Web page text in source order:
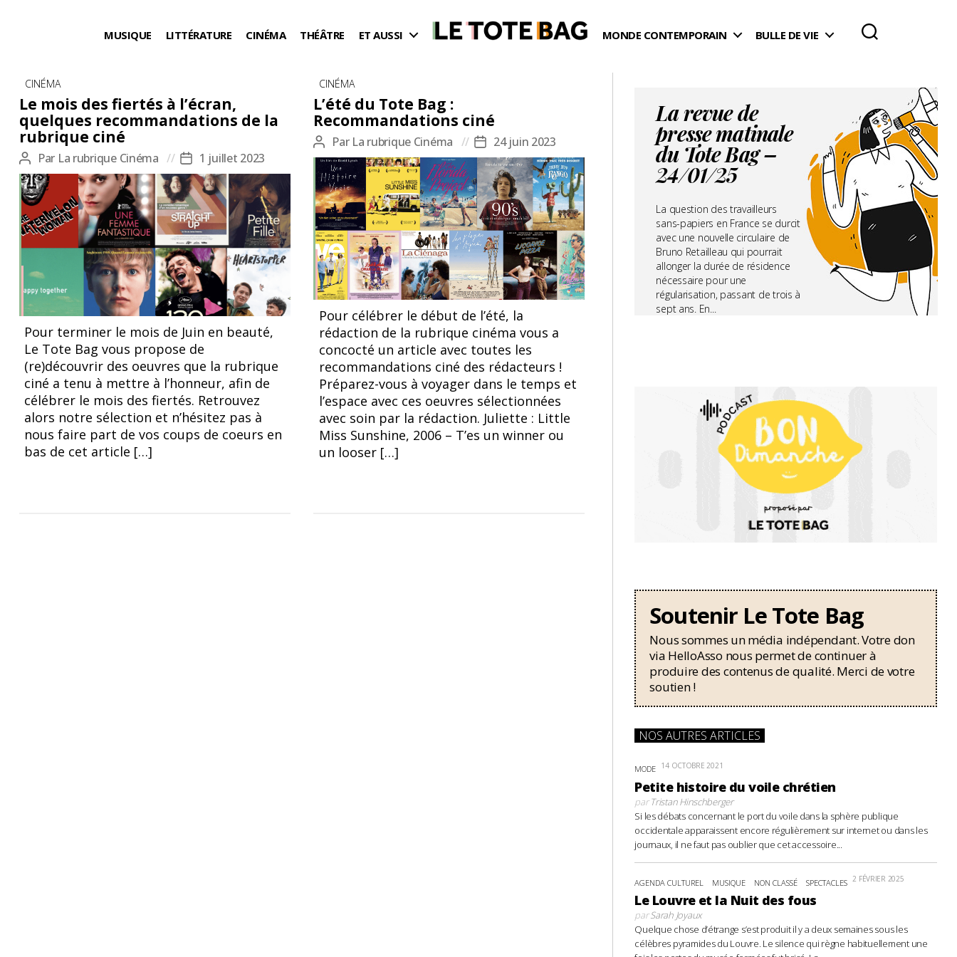
MUSIQUE LITTÉRATURE CINÉMA THÉÂTRE ET AUSSI MONDE CONTEMPORAIN BULLE DE VIE
Catégories
CINÉMA
Le mois des fiertés à l’écran,
quelques recommandations de la
rubrique ciné
Auteur
de
l’article
Par La rubrique Cinéma
Date
de
l’article
1 juillet 2023
Pour terminer le mois de Juin en beauté,
Le Tote Bag vous propose de
(re)découvrir des oeuvres que la rubrique
ciné a tenu à mettre à l’honneur, afin de
célébrer le mois des fiertés. Retrouvez
alors notre sélection et n’hésitez pas à
nous faire part de vos coups de coeurs en
bas de cet article […]
Catégories
CINÉMA
L’été du Tote Bag :
Recommandations ciné
Auteur
de
l’article
Par La rubrique Cinéma
Date
de
l’article
24 juin 2023
Pour célébrer le début de l’été, la
rédaction de la rubrique cinéma vous a
concocté un article avec toutes les
recommandations ciné des rédacteurs !
Préparez-vous à voyager dans le temps et
l’espace avec ces oeuvres sélectionnées
avec soin par la rédaction. Juliette : Little
Miss Sunshine, 2006 – T’es un winner ou
un looser […]
La revue de
presse matinale
du Tote Bag –
24/01/25
La question des travailleurs
sans-papiers en France se durcit
avec une nouvelle circulaire de
Bruno Retailleau qui pourrait
allonger la durée de résidence
nécessaire pour une
régularisation, passant de trois à
sept ans. En...
Soutenir Le Tote Bag
Nous sommes un média indépendant. Votre don
via HelloAsso nous permet de continuer à
produire des contenus de qualité. Merci de votre
soutien !
NOS AUTRES ARTICLES
MODE 14 OCTOBRE 2021
Petite histoire du voile chrétien
parTristan Hinschberger
Si les débats concernant le port du voile dans la sphère publique
occidentale apparaissent encore régulièrement sur internet ou dans les
journaux, il ne faut pas oublier que cet accessoire...
AGENDA CULTUREL MUSIQUE NON CLASSÉ SPECTACLES 2 FÉVRIER 2025
Le Louvre et la Nuit des fous
parSarah Joyaux
Quelque chose d’étrange s’est produit il y a deux semaines sous les
célèbres pyramides du Louvre. Le silence qui règne habituellement une